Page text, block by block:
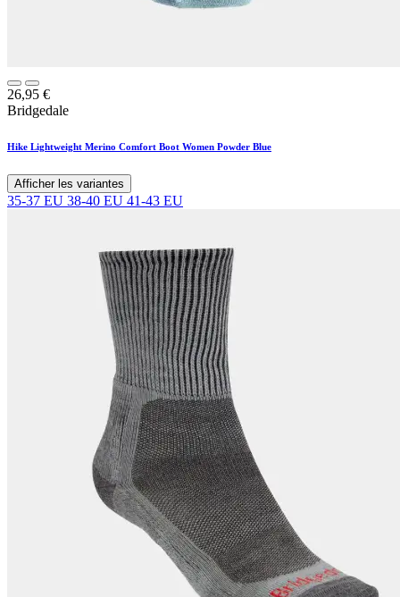
26,95 €
Bridgedale
Hike Lightweight Merino Comfort Boot Women Powder Blue
Afficher les variantes
35-37 EU 38-40 EU 41-43 EU